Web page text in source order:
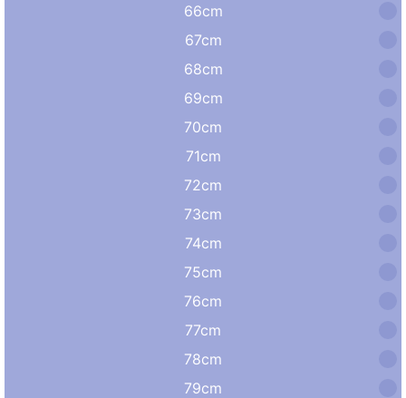
66cm
67cm
68cm
69cm
70cm
71cm
72cm
73cm
74cm
75cm
76cm
77cm
78cm
79cm